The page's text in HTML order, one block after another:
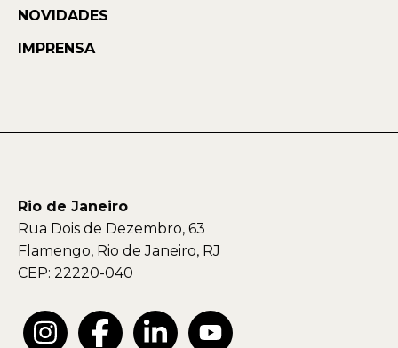
NOVIDADES
IMPRENSA
Rio de Janeiro
Rua Dois de Dezembro, 63
Flamengo, Rio de Janeiro, RJ
CEP: 22220-040